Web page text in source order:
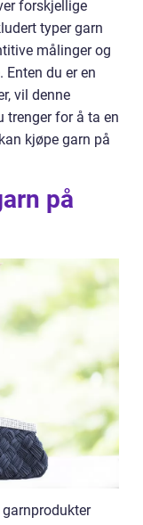
forskjellige
typer garn
målinger og
du er en
vil denne
trenger for å ta en
kjøpe garn på
på